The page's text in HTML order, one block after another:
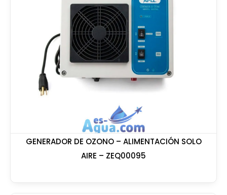
GENERADOR DE OZONO – ALIMENTACIÓN SOLO
AIRE – ZEQ00095